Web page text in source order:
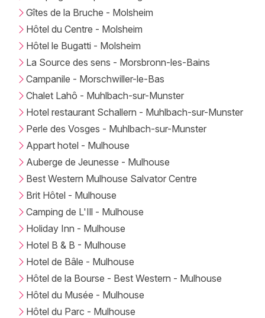
Gîtes de la Bruche - Molsheim
Hôtel du Centre - Molsheim
Hôtel le Bugatti - Molsheim
La Source des sens - Morsbronn-les-Bains
Campanile - Morschwiller-le-Bas
Chalet Lahô - Muhlbach-sur-Munster
Hotel restaurant Schallern - Muhlbach-sur-Munster
Perle des Vosges - Muhlbach-sur-Munster
Appart hotel - Mulhouse
Auberge de Jeunesse - Mulhouse
Best Western Mulhouse Salvator Centre
Brit Hôtel - Mulhouse
Camping de L'Ill - Mulhouse
Holiday Inn - Mulhouse
Hotel B & B - Mulhouse
Hotel de Bâle - Mulhouse
Hôtel de la Bourse - Best Western - Mulhouse
Hôtel du Musée - Mulhouse
Hôtel du Parc - Mulhouse